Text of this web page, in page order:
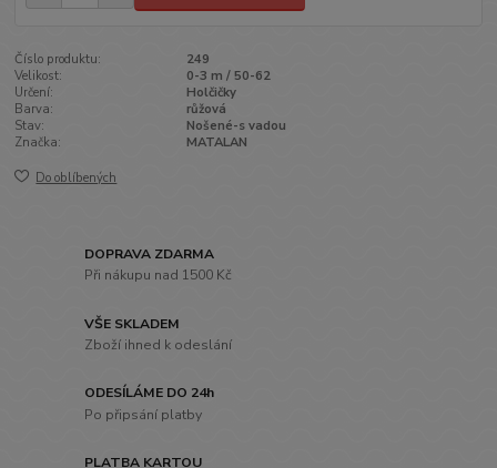
Číslo produktu:
249
Velikost:
0-3 m / 50-62
Určení:
Holčičky
Barva:
růžová
Stav:
Nošené-s vadou
Značka:
MATALAN
Do oblíbených
DOPRAVA ZDARMA
Při nákupu nad 1500 Kč
VŠE SKLADEM
Zboží ihned k odeslání
ODESÍLÁME DO 24h
Po připsání platby
PLATBA KARTOU